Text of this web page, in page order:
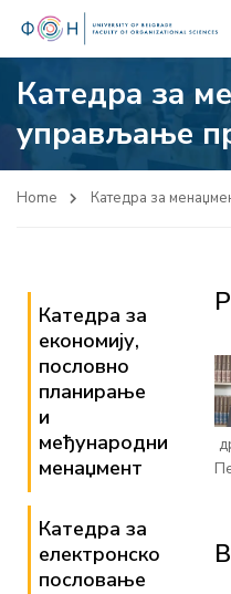
Катедра за
управљање
Home Катедра за
Катедра за
економију,
пословно
планирање
и
међународни
менаџмент
Катедра за
електронско
пословање